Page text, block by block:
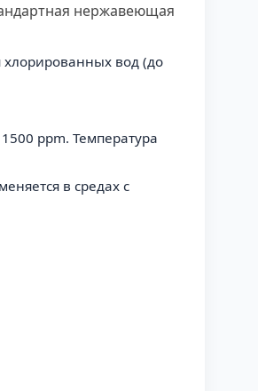
нержавеющая
хлорированных вод (до
ppm. Температура
в средах с